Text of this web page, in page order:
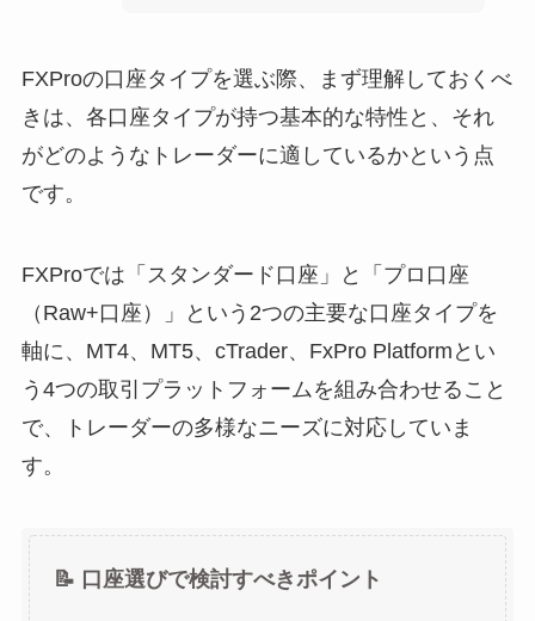
FXProの口座タイプを選ぶ際、まず理解しておくべ
きは、各口座タイプが持つ基本的な特性と、それ
がどのようなトレーダーに適しているかという点
です。
FXProでは「スタンダード口座」と「プロ口座
（Raw+口座）」という2つの主要な口座タイプを
軸に、MT4、MT5、cTrader、FxPro Platformとい
う4つの取引プラットフォームを組み合わせること
で、トレーダーの多様なニーズに対応していま
す。
📝 口座選びで検討すべきポイント